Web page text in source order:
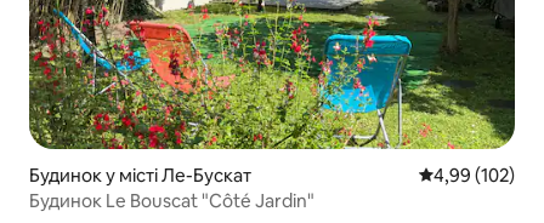
Будинок у місті Ле-Бускат Середня
4,99 (102)
Будинок Le Bouscat "Côté Jardin"